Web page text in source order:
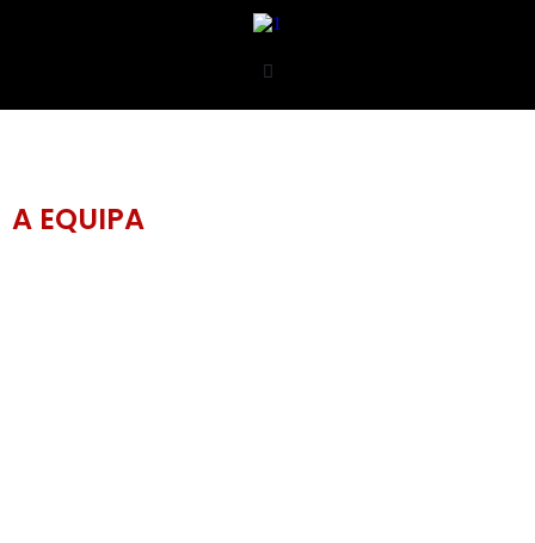
A EQUIPA